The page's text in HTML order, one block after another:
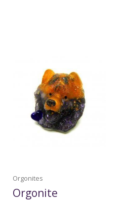
Orgonites
Orgonite